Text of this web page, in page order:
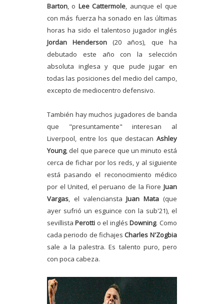
Barton, o Lee Cattermole, aunque el que
con más fuerza ha sonado en las últimas
horas ha sido el talentoso jugador inglés
Jordan Henderson (20 años), que ha
debutado este año con la selección
absoluta inglesa y que pude jugar en
todas las posiciones del medio del campo,
excepto de mediocentro defensivo.
También hay muchos jugadores de banda
que "presuntamente" interesan al
Liverpool, entre los que destacan Ashley
Young, del que parece que un minuto está
cerca de fichar por los reds, y al siguiente
está pasando el reconocimiento médico
por el United, el peruano de la Fiore Juan
Vargas, el valencianstaJuan Mata (que
ayer sufrió un esguince con la sub'21), el
sevillistaPerotti o el inglésDowning. Como
cada periodo de fichajes Charles N'Zogbia
sale a la palestra. Es talento puro, pero
con poca cabeza.